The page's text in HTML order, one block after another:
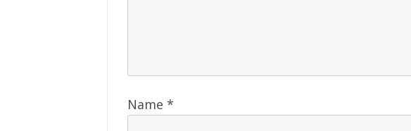
Name *